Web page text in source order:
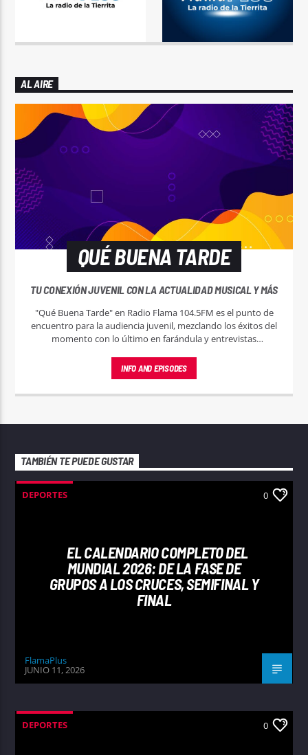
AL AIRE
QUÉ BUENA TARDE
TU CONEXIÓN JUVENIL CON LA ACTUALIDAD MUSICAL Y MÁS
"Qué Buena Tarde" en Radio Flama 104.5FM es el punto de
encuentro para la audiencia juvenil, mezclando los éxitos del
momento con lo último en farándula y entrevistas
INFO AND EPISODES
TAMBIÉN TE PUEDE GUSTAR
DEPORTES 0
EL CALENDARIO COMPLETO DEL
MUNDIAL 2026: DE LA FASE DE
GRUPOS A LOS CRUCES, SEMIFINAL Y
FINAL
FlamaPlus
JUNIO 11, 2026
DEPORTES 0